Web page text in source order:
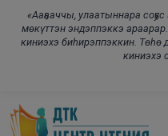
«Ааҕааччы, улаатыннара
мөкүттэн эндэппэккэ
киниэхэ биһирэппэккин. Төһө
киниэхэ
Skip to main content